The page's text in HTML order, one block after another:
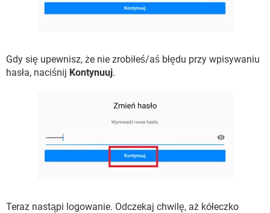
Gdy się upewnisz, że nie zrobiłeś/aś błędu przy wpisywaniu
hasła, naciśnij Kontynuuj.
Teraz nastąpi logowanie. Odczekaj chwilę, aż kółeczko